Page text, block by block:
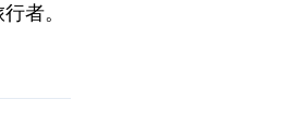
者。
为您